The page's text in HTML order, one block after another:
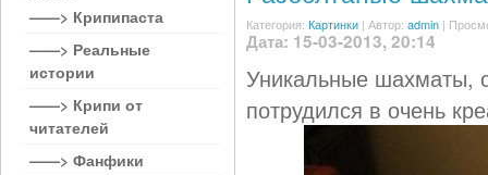
Категория: Картинки | Автор: admin |
Дата: 15-03-2013, 20:14
Уникальные шахматы,
потрудился в очень
——> Крипипаста
——> Реальные
истории
——> Крипи от
читателей
——> Фанфики